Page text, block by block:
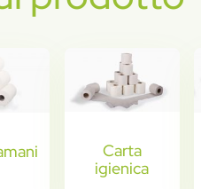
Carta
igienica